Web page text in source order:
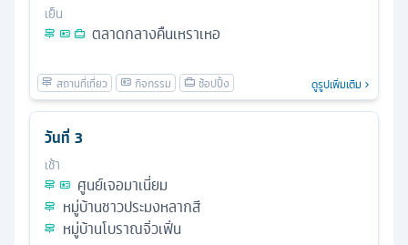
เย็น
ตลาดกลางคืนเหราเหอ
ดูรูปเพิ่มเติม
วันที่ 3
เช้า
ศูนย์เจอมาเนี่ยม
หมู่บ้านชาวประมงหลากสี
หมู่บ้านโบราณจิ่วเฟิ่น